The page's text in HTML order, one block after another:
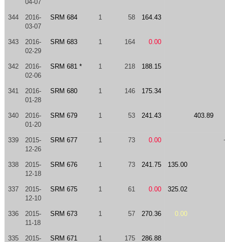
04-07
344
2016-
03-07
SRM 684 1 58 164.43
343
2016-
02-29
SRM 683 1 164 0.00
342
2016-
02-06
SRM 681 * 1 218 188.15
341
2016-
01-28
SRM 680 1 146 175.34
340
2016-
01-20
SRM 679 1 53 241.43 403.89
339
2015-
12-26
SRM 677 1 73 0.00
338
2015-
12-18
SRM 676 1 73 241.75 135.00
337
2015-
12-10
SRM 675 1 61 0.00 325.02
336
2015-
11-18
SRM 673 1 57 270.36 0.00
335 2015- SRM 671 1 175 286.88